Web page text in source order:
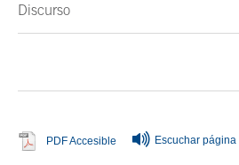
Discurso
PDF Accesible Se abre en ventana nueva
Escuchar página